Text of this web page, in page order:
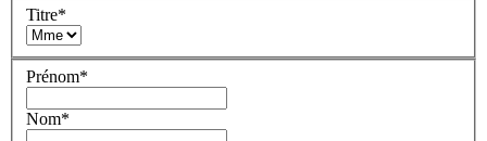
Titre*
Prénom*
Nom*